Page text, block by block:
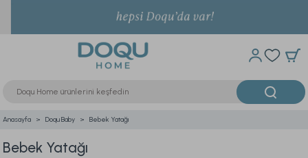
Anasayfa Doqu Baby Bebek Yatağı
Bebek Yatağı